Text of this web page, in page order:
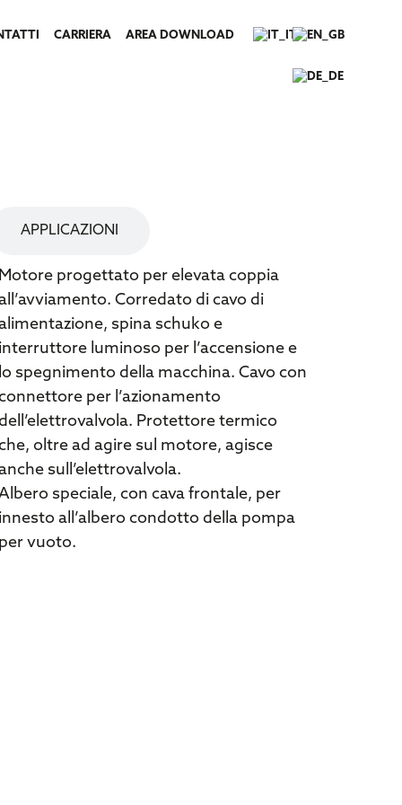
CARRIERA AREA DOWNLOAD
APPLICAZIONI
Motore progettato per elevata coppia
Corredato di cavo di
spina schuko e
interruttore luminoso per l’accensione e
lo spegnimento della macchina. Cavo con
per l’azionamento
dell’elettrovalvola. Protettore termico
oltre ad agire sul motore, agisce
sull’elettrovalvola.
speciale, con cava frontale, per
innesto all’albero condotto della pompa
per vuoto.